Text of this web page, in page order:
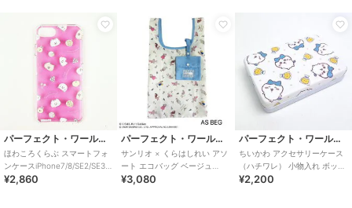
パーフェクト・ワールド・トーキョー
ほわころくらぶ スマートフォ
ンケースiPhone7/8/SE2/SE3
フルーツ スマホ カバー
¥2,860
パーフェクト・ワールド・トーキョー
サンリオ × くらはしれい アソ
ート エコバッグ ベージュ
Sanrio
¥3,080
パーフェクト・ワールド・トーキョー
ちいかわ アクセサリーケース
（ハチワレ） 小物入れ ボック
ス ギフト
¥2,200